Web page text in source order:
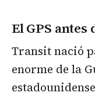
El GPS antes
Transit nació
enorme de la